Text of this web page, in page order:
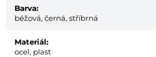
Barva:
béžová, černá, stříbrná
Materiál:
ocel, plast